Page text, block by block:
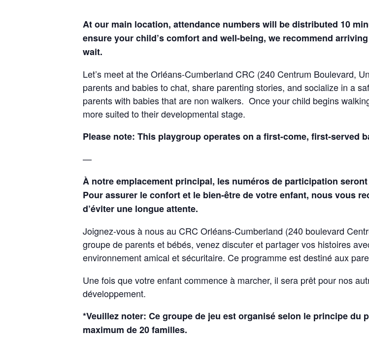
At our main location, attendance numbers will be distributed 10
ensure your child’s comfort and well-being, we recommend
wait.
Let’s meet at the Orléans-Cumberland CRC (240 Centrum Boulevard,
parents and babies to chat, share parenting stories, and socialize in a
parents with babies that are non walkers. Once your child begins
more suited to their developmental stage.
Please note: This playgroup operates on a first-come, first-served
—
À notre emplacement principal, les numéros de participation
Pour assurer le confort et le bien-être de votre enfant, nous vous
d’éviter une longue attente.
Joignez-vous à nous au CRC Orléans-Cumberland (240 boulevard
groupe de parents et bébés, venez discuter et partager vos histoires
environnement amical et sécuritaire. Ce programme est destiné aux
Une fois que votre enfant commence à marcher, il sera prêt pour nos
développement.
*Veuillez noter: Ce groupe de jeu est organisé selon le principe du
maximum de 20 familles.